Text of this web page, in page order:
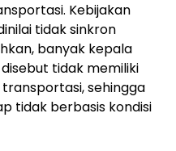
Kebijakan
tidak sinkron
banyak kepala
tidak memiliki
sehingga
tidak berbasis kondisi